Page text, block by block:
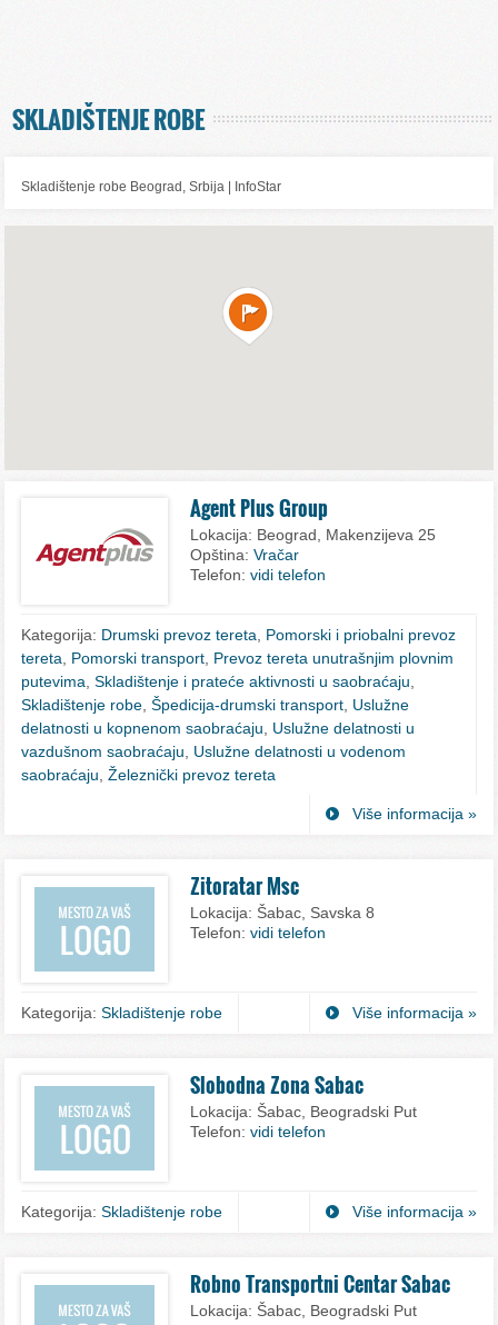
SKLADIŠTENJE ROBE
Skladištenje robe Beograd, Srbija | InfoStar
Agent Plus Group
Lokacija: Beograd, Makenzijeva 25
Opština:Vračar
Telefon:vidi telefon
Kategorija: Drumski prevoz tereta
Pomorski i priobalni prevoz
tereta
Pomorski transport Prevoz tereta unutrašnjim plovnim
putevima ,Skladištenje i prateće aktivnosti u saobraćaju
Skladištenje robe ,Špedicija-drumski transport Uslužne
delatnosti u kopnenom saobraćaju
Uslužne delatnosti u
vazdušnom saobraćaju
Uslužne delatnosti u vodenom
saobraćaju ,Železnički prevoz tereta
Više informacija »
Zitoratar Msc
Lokacija: Šabac, Savska 8
Telefon:vidi telefon
Kategorija:Skladištenje robe Više informacija »
Slobodna Zona Sabac
Lokacija: Šabac, Beogradski Put
Telefon:vidi telefon
Kategorija:Skladištenje robe Više informacija »
Robno Transportni Centar Sabac
Lokacija: Šabac, Beogradski Put